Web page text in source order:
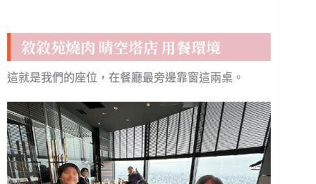
敘敘苑燒肉 晴空塔店 用餐環境
這就是我們的座位，在餐廳最旁邊靠窗這兩桌。